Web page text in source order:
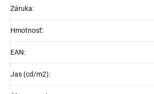
Záruka:
Hmotnosť:
EAN:
Jas (cd/m2):